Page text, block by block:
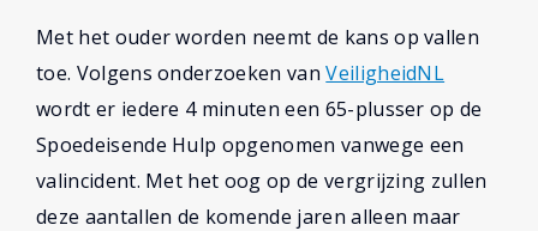
Met het ouder worden neemt de kans op vallen
toe. Volgens onderzoeken vanVeiligheidNL
wordt er iedere 4 minuten een 65-plusser op de
Spoedeisende Hulp opgenomen vanwege een
valincident. Met het oog op de vergrijzing zullen
deze aantallen de komende jaren alleen maar